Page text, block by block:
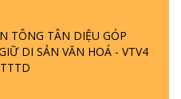
TÔNG TÂN DIỆU GÓP
DI SẢN VĂN HOÁ - VTV4